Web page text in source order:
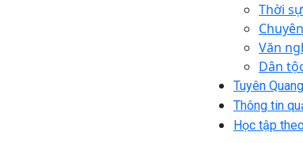
Thời sự
Văn
Dân
Tuyên
Thông tin
Học tập